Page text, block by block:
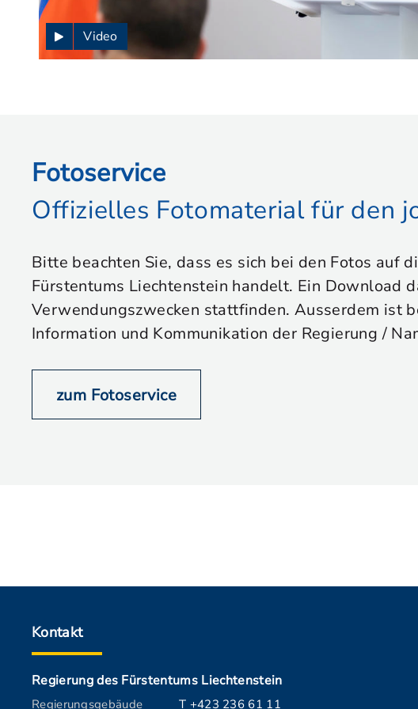
Video
Fotoservice
Offizielles Fotomaterial für den
Bitte beachten Sie, dass es sich bei den Fotos auf
Fürstentums Liechtenstein handelt. Ein Download
Verwendungszwecken stattfinden. Ausserdem ist
Information und Kommunikation der Regierung /
zum Fotoservice
Kontakt
Regierung des Fürstentums Liechtenstein
Regierungsgebäude T +423 236 61 11